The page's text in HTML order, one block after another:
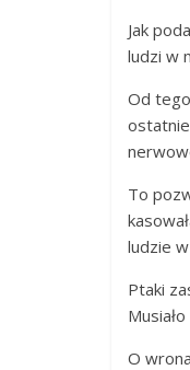
Jak
ludzi w
Od
To
ludzie
Ptaki
O